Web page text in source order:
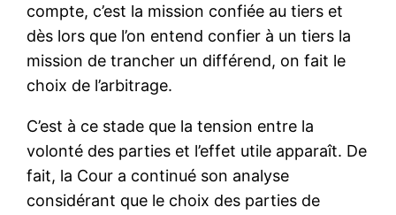
compte, c’est la mission confiée au tiers et
dès lors que l’on entend confier à un tiers la
mission de trancher un différend, on fait le
choix de l’arbitrage.
C’est à ce stade que la tension entre la
volonté des parties et l’effet utile apparaît. De
fait, la Cour a continué son analyse
considérant que le choix des parties de